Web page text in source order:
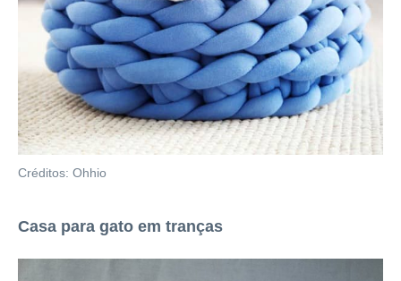
Créditos: Ohhio
Casa para gato em tranças